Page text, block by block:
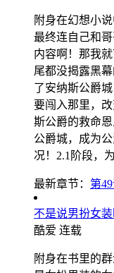
附身在幻想小
最终连自己和
内容啊！那我
尾都没揭露黑
了安纳斯公爵
要闯入那里，
斯公爵的救命
公爵城，成为
况！2.1阶段，
最新章节： 第
不是说男扮女
酷爱 连载
附身在书里的